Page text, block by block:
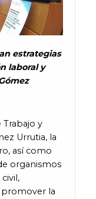
estrategias
laboral y
Trabajo y
Urrutia, la
así como
organismos
promover la